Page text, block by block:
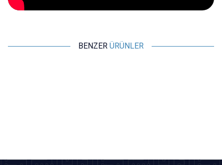
BENZER ÜRÜNLER